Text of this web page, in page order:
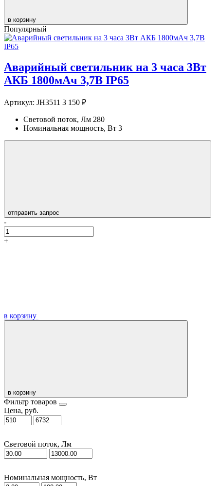
в корзину
Популярный
Аварийный светильник на 3 часа 3Вт
АКБ 1800мАч 3,7В IP65
Артикул: JH3511 3 150 ₽
Световой поток, Лм 280
Номинальная мощность, Вт 3
отправить запрос
-
+
в корзину
в корзину
Фильтр товаров
Цена, руб.
Световой поток, Лм
Номинальная мощность, Вт